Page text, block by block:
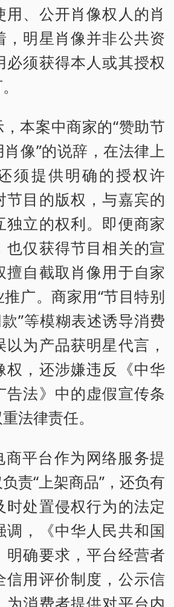
用、公开肖像权人的肖
，明星肖像并非公共资
必须获得本人或其授权
本案中商家的“赞助节
像”的说辞，在法律上
须提供明确的授权许
节目的版权，与嘉宾的
独立的权利。即便商家
也仅获得节目相关的宣
擅自截取肖像用于自家
广。商家用“节目特别
”等模糊表述诱导消费
为产品获明星代言，
权，还涉嫌违反《中华
告法》中的虚假宣传条
法律责任。
商平台作为网络服务提
责“上架商品”，还负有
时处置侵权行为的法定
调，《中华人民共和国
明确要求，平台经营者
信用评价制度，公示信
为消费者提供对平台内